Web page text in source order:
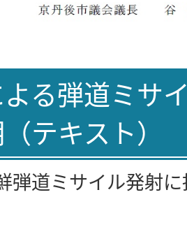
る弾道ミサ
テキスト）
弾道ミサイル発射